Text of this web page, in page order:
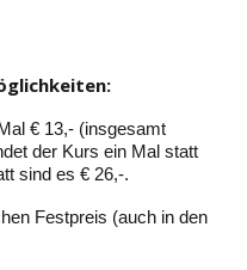
€ 13,- (insgesamt
der Kurs ein Mal statt
sind es € 26,-.
Festpreis (auch in den